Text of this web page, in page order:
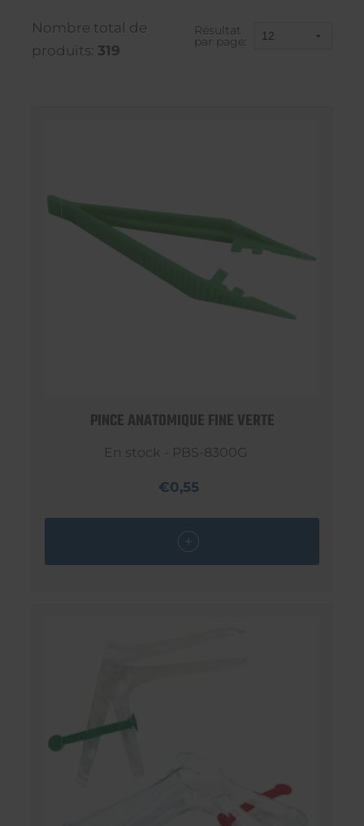
Nombre total de
produits: 319
Résultat
par page:
PINCE ANATOMIQUE FINE VERTE
En stock - PBS-8300G
€0,55